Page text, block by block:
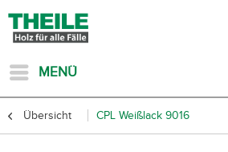
MENÜ
Übersicht CPL Weißlack 9016